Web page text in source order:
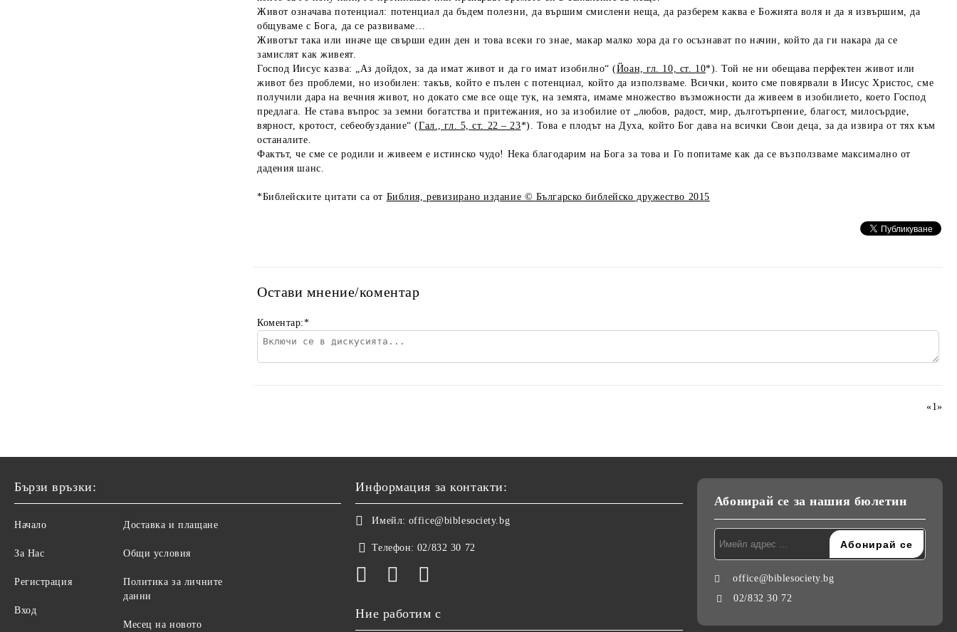
Живот означава потенциал: потенциал да бъдем полезни, да вършим смислени неща, да разберем каква е Божията воля и да я извършим, да
общуваме с Бога, да се развиваме…
Животът така или иначе ще свърши един ден и това всеки го знае, макар малко хора да го осъзнават по начин, който да ги накара да се
замислят как живеят.
Господ Иисус казва: „Аз дойдох, за да имат живот и да го имат изобилно“ (Йоан, гл. 10, ст. 10*). Той не ни обещава перфектен живот или
живот без проблеми, но изобилен: такъв, който е пълен с потенциал, който да използваме. Всички, които сме повярвали в Иисус Христос, сме
получили дара на вечния живот, но докато сме все още тук, на земята, имаме множество възможности да живеем в изобилието, което Господ
предлага. Не става въпрос за земни богатства и притежания, но за изобилие от „любов, радост, мир, дълготърпение, благост, милосърдие,
вярност, кротост, себеобуздание“ (Гал., гл. 5, ст. 22 – 23*). Това е плодът на Духа, който Бог дава на всички Свои деца, за да извира от тях към
останалите.
Фактът, че сме се родили и живеем е истинско чудо! Нека благодарим на Бога за това и Го попитаме как да се възползваме максимално от
дадения шанс.
*Библейските цитати са от Библия, ревизирано издание © Българско библейско дружество 2015
Остави мнение/коментар
Коментар:*
«1»
Бързи връзки:
Начало
За Нас
Регистрация
Вход
Доставка и плащане
Общи условия
Политика за личните
данни
Месец на новото
Информация за контакти:
Имейл: office@biblesociety.bg
Телефон: 02/832 30 72
Ние работим с
Абонирай се за нашия бюлетин
office@biblesociety.bg
02/832 30 72